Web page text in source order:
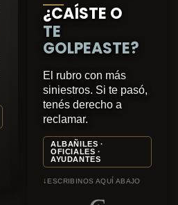
¿CAÍSTE O
TE
GOLPEASTE?
El rubro con más
siniestros. Si te pasó,
tenés derecho a
reclamar.
ALBAÑILES ·
OFICIALES ·
AYUDANTES
↓ ESCRIBINOS AQUÍ ABAJO